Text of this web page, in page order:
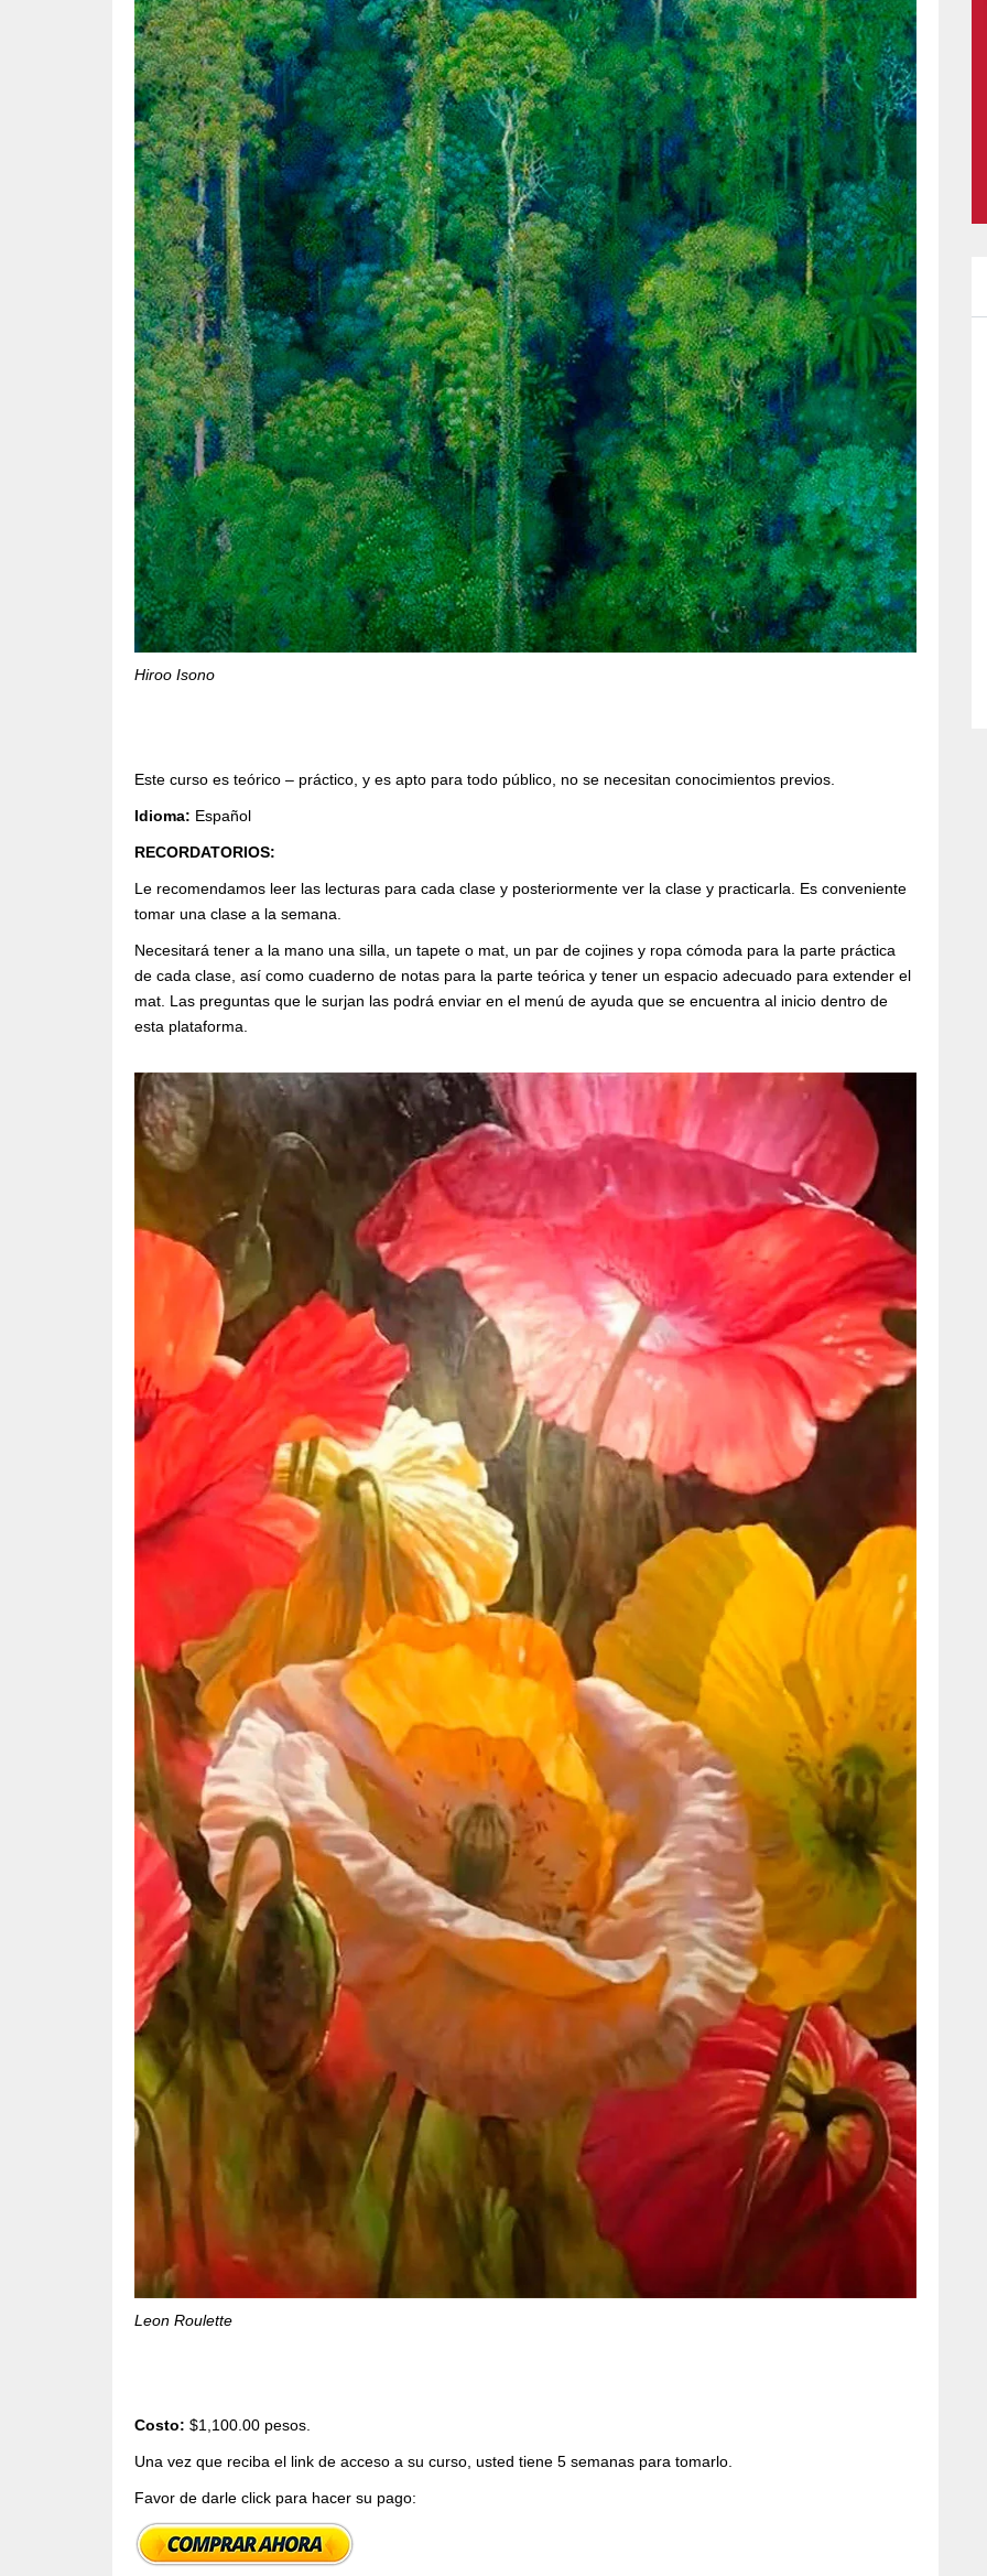
Hiroo Isono
Este curso es teórico – práctico, y es apto para todo público, no se necesitan conocimientos previos.
Idioma: Español
RECORDATORIOS:
Le recomendamos leer las lecturas para cada clase y posteriormente ver la clase y practicarla. Es conveniente
tomar una clase a la semana.
Necesitará tener a la mano una silla, un tapete o mat, un par de cojines y ropa cómoda para la parte práctica
de cada clase, así como cuaderno de notas para la parte teórica y tener un espacio adecuado para extender el
mat. Las preguntas que le surjan las podrá enviar en el menú de ayuda que se encuentra al inicio dentro de
esta plataforma.
Leon Roulette
Costo: $1,100.00 pesos.
Una vez que reciba el link de acceso a su curso, usted tiene 5 semanas para tomarlo.
Favor de darle click para hacer su pago: